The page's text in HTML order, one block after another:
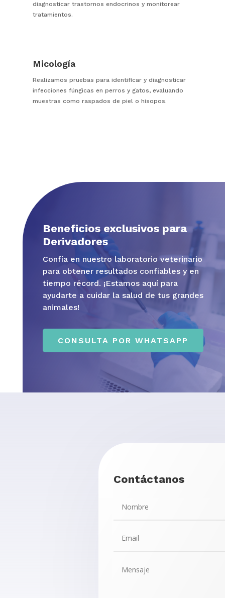
diagnosticar trastornos endocrinos y monitorear
tratamientos.
Micología
Realizamos pruebas para identificar y diagnosticar
infecciones fúngicas en perros y gatos, evaluando
muestras como raspados de piel o hisopos.
Beneficios exclusivos para
Derivadores
Confía en nuestro laboratorio veterinario
para obtener resultados confiables y en
tiempo récord. ¡Estamos aquí para
ayudarte a cuidar la salud de tus grandes
animales!
CONSULTA POR WHATSAPP
Contáctanos